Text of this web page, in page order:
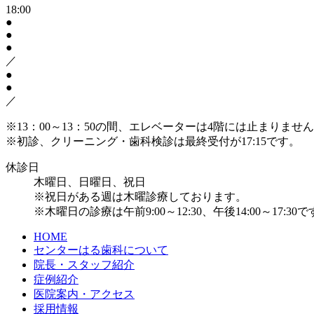
18:00
●
●
●
／
●
●
／
※13：00～13：50の間、エレベーターは4階には止まりませ
※初診、クリーニング・歯科検診は最終受付が17:15です。
休診日
木曜日、日曜日、祝日
※祝日がある週は木曜診療しております。
※木曜日の診療は午前9:00～12:30、午後14:00～17:30で
HOME
センターはる歯科について
院長・スタッフ紹介
症例紹介
医院案内・アクセス
採用情報